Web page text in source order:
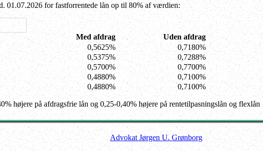
01.07.2026 for fastforrentede lån op til 80% af værdien:
Med afdrag
Uden afdrag
0,5625%
0,7180%
0,5375%
0,7288%
0,5700%
0,7700%
0,4880%
0,7100%
0,4880% 0,7100%
højere på afdragsfrie lån og 0,25-0,40% højere på rentetilpasningslån og flexlån
Advokat Jørgen U. Grønborg